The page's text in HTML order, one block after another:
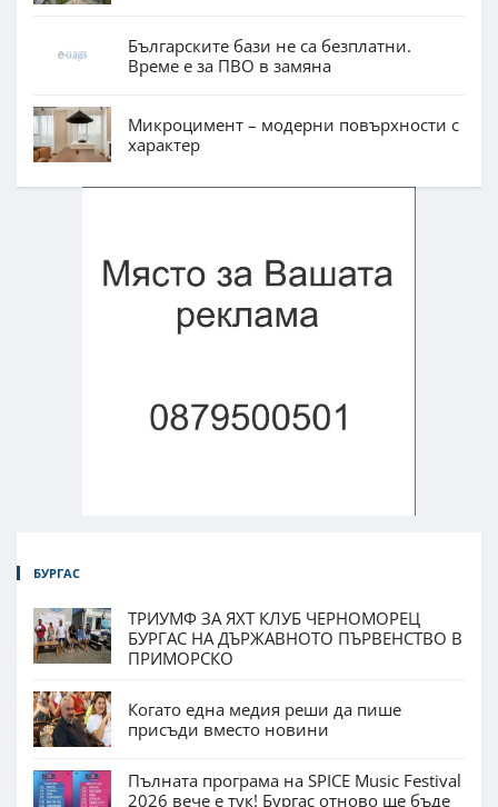
Българските бази не са безплатни.
Време е за ПВО в замяна
Микроцимент – модерни повърхности с
характер
БУРГАС
ТРИУМФ ЗА ЯХТ КЛУБ ЧЕРНОМОРЕЦ
БУРГАС НА ДЪРЖАВНОТО ПЪРВЕНСТВО В
ПРИМОРСКО
Когато една медия реши да пише
присъди вместо новини
Пълната програма на SPICE Music Festival
2026 вече е тук! Бургас отново ще бъде